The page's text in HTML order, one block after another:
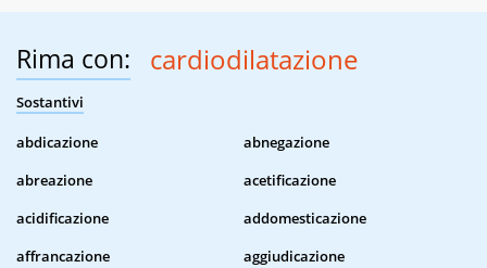
Rima con: cardiodilatazione
Sostantivi
abdicazione
abnegazione
abreazione
acetificazione
acidificazione
addomesticazione
affrancazione
aggiudicazione